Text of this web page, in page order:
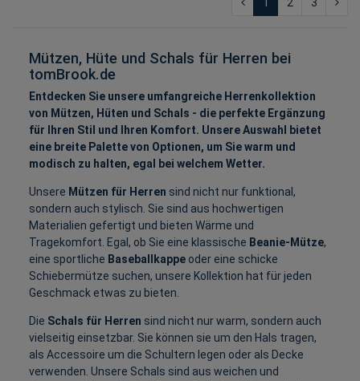
Mützen, Hüte und Schals für Herren bei
tomBrook.de
Entdecken Sie unsere umfangreiche Herrenkollektion
von Mützen, Hüten und Schals - die perfekte Ergänzung
für Ihren Stil und Ihren Komfort. Unsere Auswahl bietet
eine breite Palette von Optionen, um Sie warm und
modisch zu halten, egal bei welchem Wetter.
Unsere Mützen für Herren sind nicht nur funktional,
sondern auch stylisch. Sie sind aus hochwertigen
Materialien gefertigt und bieten Wärme und
Tragekomfort. Egal, ob Sie eine klassische Beanie-Mütze,
eine sportliche Baseballkappe oder eine schicke
Schiebermütze suchen, unsere Kollektion hat für jeden
Geschmack etwas zu bieten.
Die Schals für Herren sind nicht nur warm, sondern auch
vielseitig einsetzbar. Sie können sie um den Hals tragen,
als Accessoire um die Schultern legen oder als Decke
verwenden. Unsere Schals sind aus weichen und